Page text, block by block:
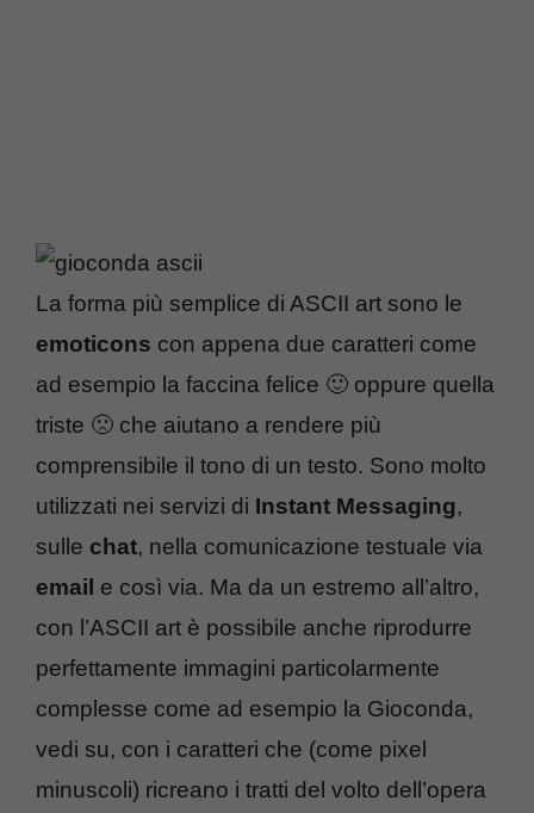
La forma più semplice di ASCII art sono le
emoticons con appena due caratteri come
ad esempio la faccina felice 🙂 oppure quella
triste 🙁 che aiutano a rendere più
comprensibile il tono di un testo. Sono molto
utilizzati nei servizi di Instant Messaging,
sulle chat, nella comunicazione testuale via
email e così via. Ma da un estremo all’altro,
con l’ASCII art è possibile anche riprodurre
perfettamente immagini particolarmente
complesse come ad esempio la Gioconda,
vedi su, con i caratteri che (come pixel
minuscoli) ricreano i tratti del volto dell’opera